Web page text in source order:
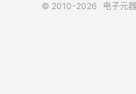
© 2010-2026 电子元